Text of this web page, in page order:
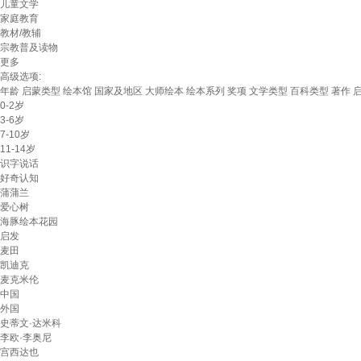
儿童文学
家庭教育
教材/教辅
宗教普及读物
更多
高级选项:
年龄 启蒙类型 绘本馆 国家及地区 大师绘本 绘本系列 奖项 文学类型 百科类型 著作
0-2岁
3-6岁
7-10岁
11-14岁
识字说话
好奇认知
蒲蒲兰
爱心树
海豚绘本花园
启发
麦田
凯迪克
麦克米伦
中国
外国
史蒂文·达米科
李欧·李奥尼
宫西达也